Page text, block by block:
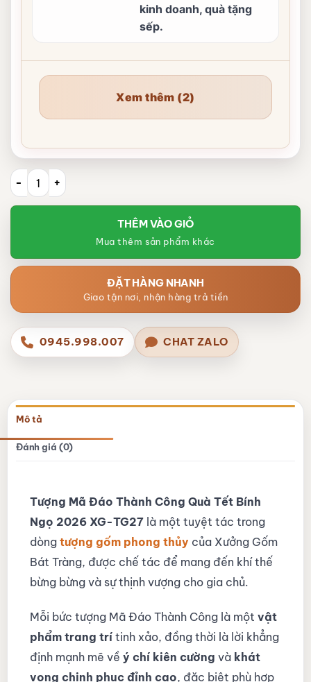
kinh doanh, quà tặng
sếp.
Xem thêm (2)
Tượng Mã Đáo Thành Công Quà Tết Bính Ngọ 2026 XG-TG27
THÊM VÀO GIỎ
Mua thêm sản phẩm khác
ĐẶT HÀNG NHANH
Giao tận nơi, nhận hàng trả tiền
0945.998.007 CHAT ZALO
Mô tả
Đánh giá (0)
Tượng Mã Đáo Thành Công Quà Tết Bính
Ngọ 2026 XG-TG27là một tuyệt tác trong
dòng tượng gốm phong thủy của Xưởng Gốm
Bát Tràng, được chế tác để mang đến khí thế
bừng bừng và sự thịnh vượng cho gia chủ.
Mỗi bức tượng Mã Đáo Thành Công là một vật
phẩm trang trítinh xảo, đồng thời là lời khẳng
định mạnh mẽ về ý chí kiên cường và khát
vọng chinh phục đỉnh cao, đặc biệt phù hợp